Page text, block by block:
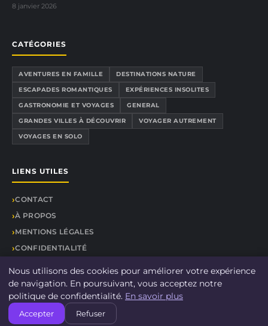
8 janvier 2026
CATÉGORIES
AVENTURES EN FAMILLE
DESTINATIONS NATURE
ESCAPADES ROMANTIQUES
EXPÉRIENCES INSOLITES
GASTRONOMIE ET VOYAGES
GENERAL
GRANDES VILLES À DÉCOUVRIR
VOYAGER AUTREMENT
VOYAGES EN SOLO
LIENS UTILES
CONTACT
À PROPOS
MENTIONS LÉGALES
CONFIDENTIALITÉ
© 2026 Campingdulac 38. Tous droits réservés
Nous utilisons des cookies pour améliorer votre expérience
de navigation. En poursuivant, vous acceptez notre
politique de confidentialité. En savoir plus
Accepter Refuser